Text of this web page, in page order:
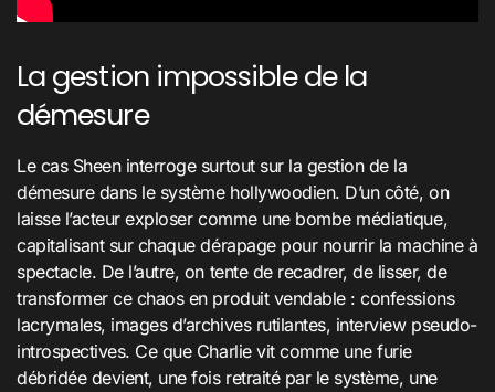
La gestion impossible de la
démesure
Le cas Sheen interroge surtout sur la gestion de la
démesure dans le système hollywoodien. D’un côté, on
laisse l’acteur exploser comme une bombe médiatique,
capitalisant sur chaque dérapage pour nourrir la machine à
spectacle. De l’autre, on tente de recadrer, de lisser, de
transformer ce chaos en produit vendable : confessions
lacrymales, images d’archives rutilantes, interview pseudo-
introspectives. Ce que Charlie vit comme une furie
débridée devient, une fois retraité par le système, une